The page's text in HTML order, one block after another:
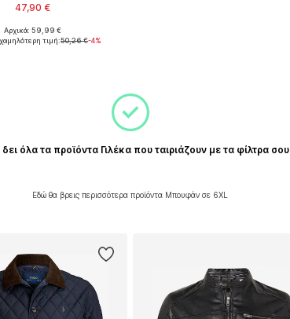
47,90 €
Αρχικά: 59,99 €
τιμή:50,26 €-4%
όλα τα προϊόντα Γιλέκα που ταιριάζουν με τα φίλτρα σου
Εδώ θα βρεις περισσότερα προϊόντα Μπουφάν σε 6XL